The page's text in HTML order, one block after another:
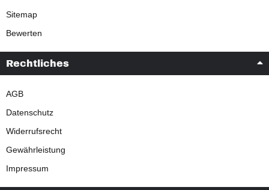
Sitemap
Bewerten
Rechtliches
AGB
Datenschutz
Widerrufsrecht
Gewährleistung
Impressum